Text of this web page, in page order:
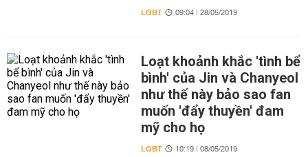
LGBT 09:04 | 28/05/2019
Loạt khoảnh khắc 'tình bể
bình' của Jin và Chanyeol
như thế này bảo sao fan
muốn 'đẩy thuyền' đam
mỹ cho họ
LGBT 10:19 | 08/05/2019